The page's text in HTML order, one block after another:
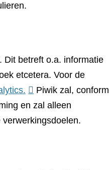
Dit betreft o.a. informatie
etcetera. Voor de
(verwijst
naar
een
Piwik zal, conform
en zal alleen